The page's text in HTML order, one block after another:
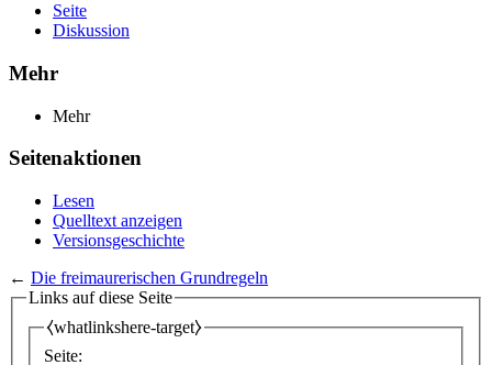
Seite
Diskussion
Mehr
Mehr
Seitenaktionen
Lesen
Quelltext anzeigen
Versionsgeschichte
← Die freimaurerischen Grundregeln
Links auf diese Seite
⧼whatlinkshere-target⧽
Seite: